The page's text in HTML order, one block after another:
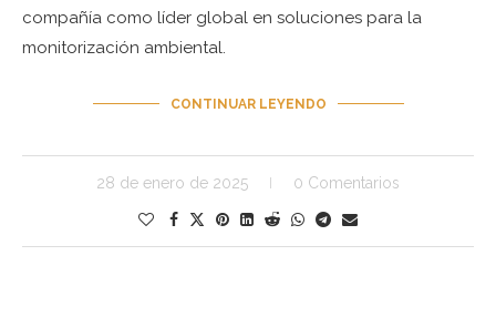
compañía como líder global en soluciones para la
monitorización ambiental.
CONTINUAR LEYENDO
28 de enero de 2025 0 Comentarios